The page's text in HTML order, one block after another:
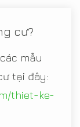
cư?
mẫu
tại đây:
thiet-ke-